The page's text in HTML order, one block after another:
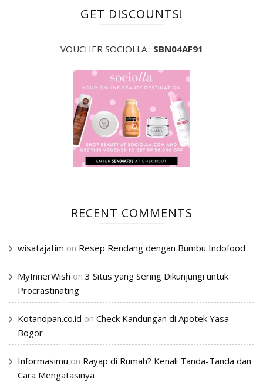
GET DISCOUNTS!
VOUCHER SOCIOLLA : SBN04AF91
RECENT COMMENTS
wisatajatim on Resep Rendang dengan Bumbu Indofood
MyInnerWish on 3 Situs yang Sering Dikunjungi untuk
Procrastinating
Kotanopan.co.id on Check Kandungan di Apotek Yasa
Bogor
Informasimu on Rayap di Rumah? Kenali Tanda-Tanda dan
Cara Mengatasinya